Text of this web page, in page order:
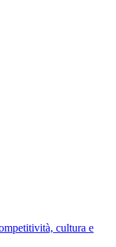
cultura e